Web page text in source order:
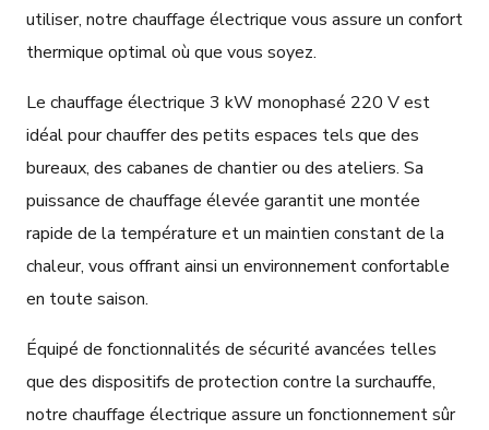
utiliser, notre chauffage électrique vous assure un confort
thermique optimal où que vous soyez.
Le chauffage électrique 3 kW monophasé 220 V est
idéal pour chauffer des petits espaces tels que des
bureaux, des cabanes de chantier ou des ateliers. Sa
puissance de chauffage élevée garantit une montée
rapide de la température et un maintien constant de la
chaleur, vous offrant ainsi un environnement confortable
en toute saison.
Équipé de fonctionnalités de sécurité avancées telles
que des dispositifs de protection contre la surchauffe,
notre chauffage électrique assure un fonctionnement sûr